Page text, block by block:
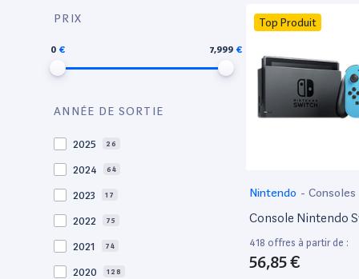
PRIX
0 7,999
ANNÉE DE SORTIE
2025 26
2024 64
2023 17
2022 75
2021 74
2020 128
Top Produit
Nintendo - Consoles
Console Nintendo
418 offres à partir de :
56,85 €